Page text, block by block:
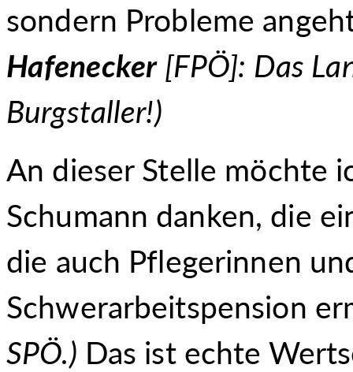
sondern Probleme
Hafenecker[FPÖ]: Das
Burgstaller!)
An dieser Stelle möchte
Schumann danken, die
die auch Pflegerinnen
Schwerarbeitspension
SPÖ.) Das ist echte